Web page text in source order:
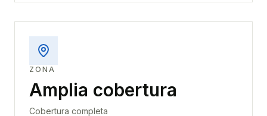
ZONA
Amplia cobertura
Cobertura completa